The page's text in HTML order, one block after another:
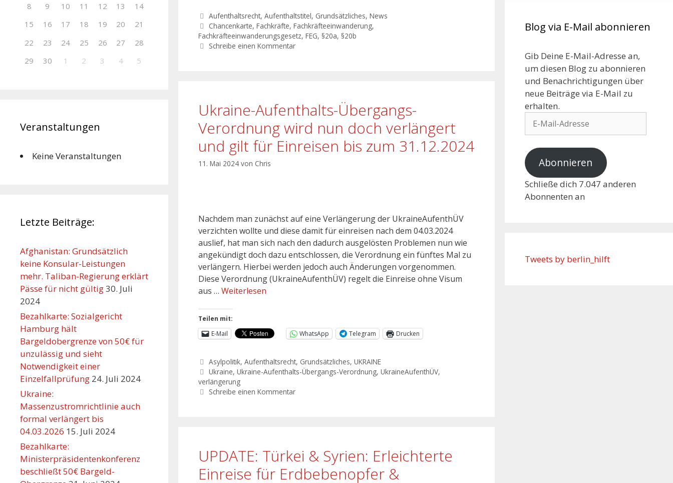
Aufenthaltsrecht,Aufenthaltstitel, Grundsätzliches,News
Chancenkarte,Fachkräfte,Fachkräfteeinwanderung,
Fachkräfteeinwanderungsgesetz, FEG, §20a, §20b
Schreibe einen Kommentar
Ukraine-Aufenthalts-Übergangs-
Verordnung wird nun doch verlängert
und gilt für Einreisen bis zum 31.12.2024
11. Mai 2024 von Chris
Nachdem man zunächst auf eine Verlängerung der UkraineAufenthÜV
verzichten wollte und diese damit für einreisen nach dem 04.03.2024
auslief, hat man sich nach den dadurch ausgelösten Problemen nun wie
angekündigt doch dazu entschlossen, die Verordnung ein fünftes Mal zu
verlängern. Hierbei werden jedoch auch Änderungen vorgenommen.
Diese Verordnung (UkraineAufenthÜV) regelt die Einreise ohne Visum
aus … Weiterlesen
Teilen mit:
E-Mail
WhatsApp Telegram Drucken
Asylpolitik,Aufenthaltsrecht, Grundsätzliches,UKRAINE
Ukraine,Ukraine-Aufenthalts-Übergangs-Verordnung,UkraineAufenthÜV,
verlängerung
Schreibe einen Kommentar
UPDATE: Türkei & Syrien: Erleichterte
Einreise für Erdbebenopfer &
8
9 10 11 12 13
14
15
16 17 18 19 20
21
22
23 24 25 26 27
28
29
30 1 2 3 4 5
Veranstaltungen
Keine Veranstaltungen
Letzte Beiträge:
Afghanistan: Grundsätzlich
keine Konsular-Leistungen
mehr. Taliban-Regierung erklärt
Pässe für nicht gültig30. Juli
2024
Bezahlkarte: Sozialgericht
Hamburg hält
Bargeldobergrenze von 50€ für
unzulässig und sieht
Notwendigkeit einer
Einzelfallprüfung 24. Juli 2024
Ukraine:
Massenzustromrichtlinie auch
formal verlängert bis
04.03.2026 15. Juli 2024
Bezahlkarte:
Ministerpräsidentenkonferenz
beschließt 50€ Bargeld-
Blog via E-Mail abonnieren
Gib Deine E-Mail-Adresse an,
um diesen Blog zu abonnieren
und Benachrichtigungen über
neue Beiträge via E-Mail zu
erhalten.
Abonnieren
Schließe dich 7.047 anderen
Abonnenten an
Tweets by berlin_hilft